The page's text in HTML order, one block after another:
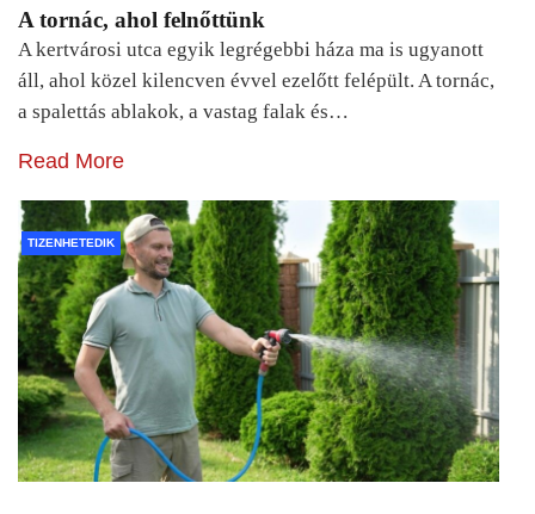
A tornác, ahol felnőttünk
A kertvárosi utca egyik legrégebbi háza ma is ugyanott
áll, ahol közel kilencven évvel ezelőtt felépült. A tornác,
a spalettás ablakok, a vastag falak és…
Read More
TIZENHETEDIK